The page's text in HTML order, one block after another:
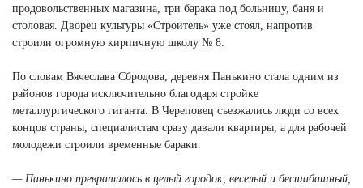
продовольственных магазина, три барака под больницу, баня и
столовая. Дворец культуры «Строитель» уже стоял, напротив
строили огромную кирпичную школу № 8.
По словам Вячеслава Сбродова, деревня Панькино стала одним из
районов города исключительно благодаря стройке
металлургического гиганта. В Череповец съезжались люди со всех
концов страны, специалистам сразу давали квартиры, а для рабочей
молодежи строили временные бараки.
— Панькино превратилось в целый городок, веселый и бесшабашный,